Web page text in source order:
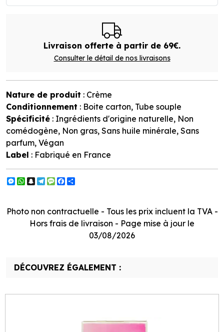
Livraison offerte à partir de 69€.
Consulter le détail de nos livraisons
Nature de produit : Crème
Conditionnement : Boite carton, Tube souple
Spécificité : Ingrédients d'origine naturelle, Non
comédogène, Non gras, Sans huile minérale, Sans
parfum, Végan
Label : Fabriqué en France
Messenger
WhatsApp
Snapchat
Telegram
Message
Facebook
Photo non contractuelle - Tous les prix incluent la TVA -
Hors frais de livraison - Page mise à jour le
03/08/2026
DÉCOUVREZ ÉGALEMENT :